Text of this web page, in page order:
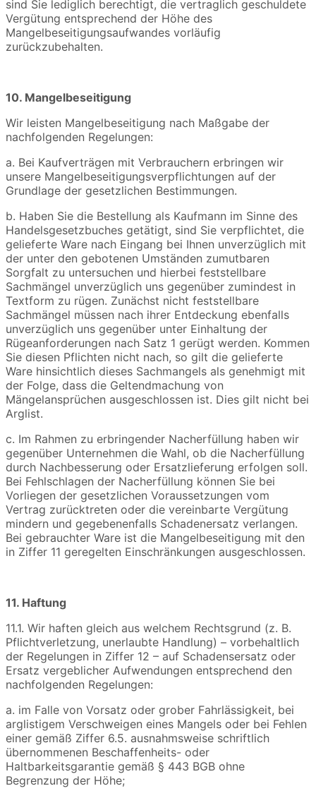
sind Sie lediglich berechtigt, die vertraglich geschuldete
Vergütung entsprechend der Höhe des
Mangelbeseitigungsaufwandes vorläufig
zurückzubehalten.
10. Mangelbeseitigung
Wir leisten Mangelbeseitigung nach Maßgabe der
nachfolgenden Regelungen:
a. Bei Kaufverträgen mit Verbrauchern erbringen wir
unsere Mangelbeseitigungsverpflichtungen auf der
Grundlage der gesetzlichen Bestimmungen.
b. Haben Sie die Bestellung als Kaufmann im Sinne des
Handelsgesetzbuches getätigt, sind Sie verpflichtet, die
gelieferte Ware nach Eingang bei Ihnen unverzüglich mit
der unter den gebotenen Umständen zumutbaren
Sorgfalt zu untersuchen und hierbei feststellbare
Sachmängel unverzüglich uns gegenüber zumindest in
Textform zu rügen. Zunächst nicht feststellbare
Sachmängel müssen nach ihrer Entdeckung ebenfalls
unverzüglich uns gegenüber unter Einhaltung der
Rügeanforderungen nach Satz 1 gerügt werden. Kommen
Sie diesen Pflichten nicht nach, so gilt die gelieferte
Ware hinsichtlich dieses Sachmangels als genehmigt mit
der Folge, dass die Geltendmachung von
Mängelansprüchen ausgeschlossen ist. Dies gilt nicht bei
Arglist.
c. Im Rahmen zu erbringender Nacherfüllung haben wir
gegenüber Unternehmen die Wahl, ob die Nacherfüllung
durch Nachbesserung oder Ersatzlieferung erfolgen soll.
Bei Fehlschlagen der Nacherfüllung können Sie bei
Vorliegen der gesetzlichen Voraussetzungen vom
Vertrag zurücktreten oder die vereinbarte Vergütung
mindern und gegebenenfalls Schadenersatz verlangen.
Bei gebrauchter Ware ist die Mangelbeseitigung mit den
in Ziffer 11 geregelten Einschränkungen ausgeschlossen.
11. Haftung
11.1. Wir haften gleich aus welchem Rechtsgrund (z. B.
Pflichtverletzung, unerlaubte Handlung) – vorbehaltlich
der Regelungen in Ziffer 12 – auf Schadensersatz oder
Ersatz vergeblicher Aufwendungen entsprechend den
nachfolgenden Regelungen:
a. im Falle von Vorsatz oder grober Fahrlässigkeit, bei
arglistigem Verschweigen eines Mangels oder bei Fehlen
einer gemäß Ziffer 6.5. ausnahmsweise schriftlich
übernommenen Beschaffenheits- oder
Haltbarkeitsgarantie gemäß § 443 BGB ohne
Begrenzung der Höhe;